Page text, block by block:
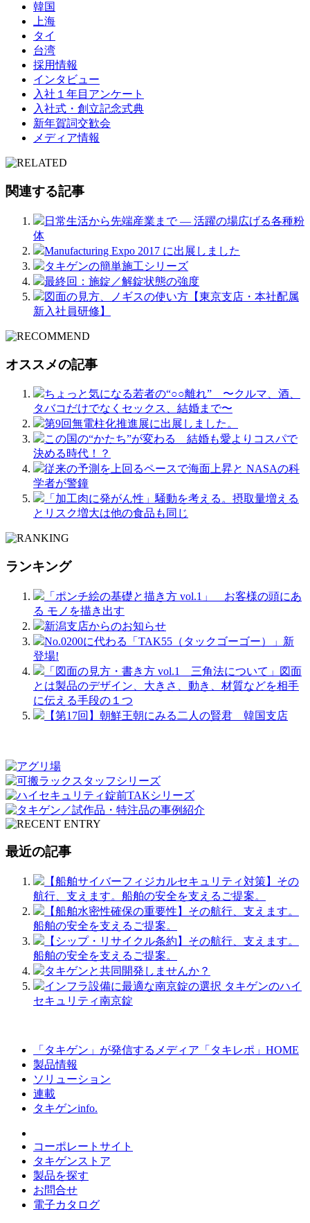
韓国
上海
タイ
台湾
採用情報
インタビュー
入社１年目アンケート
入社式・創立記念式典
新年賀詞交歓会
メディア情報
関連する記事
日常生活から先端産業まで ― 活躍の場広げる各種粉
体
Manufacturing Expo 2017 に出展しました
タキゲンの簡単施工シリーズ
最終回：施錠／解錠状態の強度
図面の見方、ノギスの使い方【東京支店・本社配属
新入社員研修】
オススメの記事
ちょっと気になる若者の“○○離れ” 〜クルマ、酒、
タバコだけでなくセックス、結婚まで〜
第9回無電柱化推進展に出展しました。
この国の“かたち”が変わる 結婚も愛よりコスパで
決める時代！？
従来の予測を上回るペースで海面上昇と NASAの科
学者が警鐘
「加工肉に発がん性」騒動を考える。摂取量増える
とリスク増大は他の食品も同じ
ランキング
「ポンチ絵の基礎と描き方 vol.1」 お客様の頭にあ
る モノを描き出す
新潟支店からのお知らせ
No.0200に代わる「TAK55（タックゴーゴー）」新
登場!
「図面の見方・書き方 vol.1 三角法について」図面
とは製品のデザイン、大きさ、動き、材質などを相手
に伝える手段の１つ
【第17回】朝鮮王朝にみる二人の賢君 韓国支店
最近の記事
【船舶サイバーフィジカルセキュリティ対策】その
航行、支えます。船舶の安全を支えるご提案。
【船舶水密性確保の重要性】その航行、支えます。
船舶の安全を支えるご提案。
【シップ・リサイクル条約】その航行、支えます。
船舶の安全を支えるご提案。
タキゲンと共同開発しませんか？
インフラ設備に最適な南京錠の選択 タキゲンのハイ
セキュリティ南京錠
「タキゲン」が発信するメディア「タキレポ」HOME
製品情報
ソリューション
連載
タキゲンinfo.
コーポレートサイト
タキゲンストア
製品を探す
お問合せ
電子カタログ